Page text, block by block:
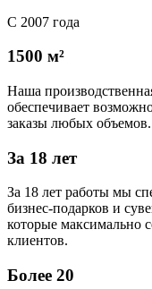
С 2007 года
1500 м²
Наша
обеспечивает
заказы любых объемов.
За 18 лет
За 18 лет работы мы
бизнес-подарков и
которые максимально
клиентов.
Более 20